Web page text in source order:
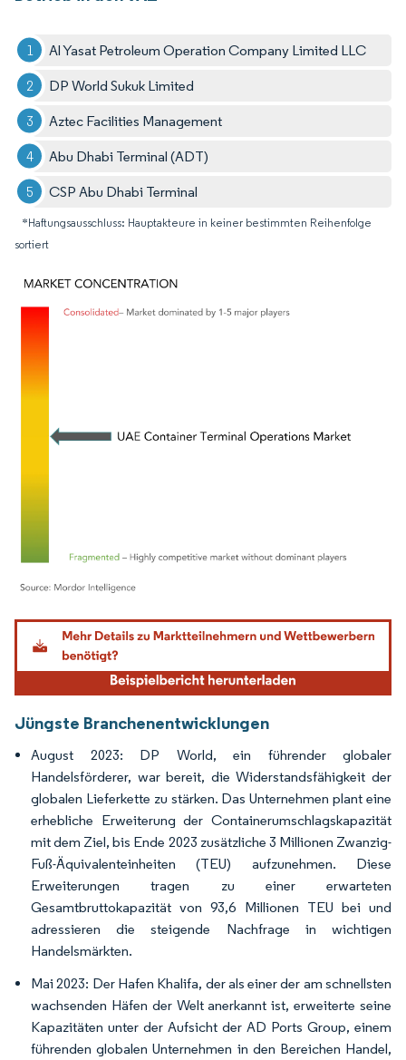
Al Yasat Petroleum Operation Company Limited LLC
DP World Sukuk Limited
Aztec Facilities Management
Abu Dhabi Terminal (ADT)
CSP Abu Dhabi Terminal
*Haftungsausschluss: Hauptakteure in keiner bestimmten Reihenfolge
sortiert
Bild © Mordor Intelligence. Wiederverwendung erfordert Namensnennung gemäß
Jüngste Branchenentwicklungen
August 2023: DP World, ein führender globaler
Handelsförderer, war bereit, die Widerstandsfähigkeit der
globalen Lieferkette zu stärken. Das Unternehmen plant eine
erhebliche Erweiterung der Containerumschlagskapazität
mit dem Ziel, bis Ende 2023 zusätzliche 3 Millionen Zwanzig-
Fuß-Äquivalenteinheiten (TEU) aufzunehmen. Diese
Erweiterungen tragen zu einer erwarteten
Gesamtbruttokapazität von 93,6 Millionen TEU bei und
adressieren die steigende Nachfrage in wichtigen
Handelsmärkten.
Mai 2023: Der Hafen Khalifa, der als einer der am schnellsten
wachsenden Häfen der Welt anerkannt ist, erweiterte seine
Kapazitäten unter der Aufsicht der AD Ports Group, einem
führenden globalen Unternehmen in den Bereichen Handel,